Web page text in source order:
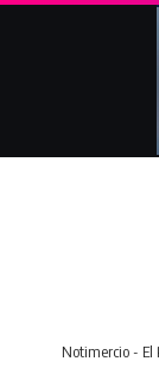
Notimercio - El